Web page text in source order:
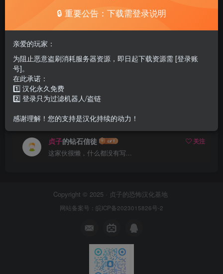
搜索[贞子]，共找到
想艹贞子
这家伙很懒，什么都没有写...
贞子的钻石信徒
关注
这家伙很懒，什么都没有写...
Copyright © 2025 · 贞子的恐怖汉化基地
网站备案号： 皖ICP备2023015826号-2
🔒 重要公告：下载需登录说明
亲爱的玩家：
为阻止恶意盗刷消耗服务器资源，即日起下载资源需 [登录账
号]。
在此承诺：
1️⃣ 汉化永久免费
2️⃣ 登录只为过滤机器人/盗链
感谢理解！您的支持是汉化持续的动力！